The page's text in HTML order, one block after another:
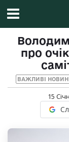
про
ВАЖЛИВІ
15